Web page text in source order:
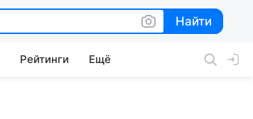
Найти
Найти
Рейтинги Ещё